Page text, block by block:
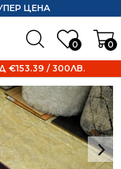
0 0
ЦЕНА
/ 300ЛВ.